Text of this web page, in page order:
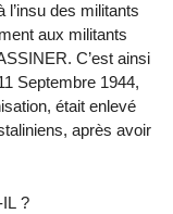
des militants
aux militants
C’est ainsi
Septembre 1944,
était enlevé
après avoir
?